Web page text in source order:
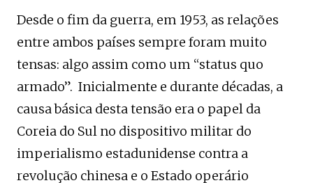
Desde o fim da guerra, em 1953, as relações
entre ambos países sempre foram muito
tensas: algo assim como um “status quo
armado”. Inicialmente e durante décadas, a
causa básica desta tensão era o papel da
Coreia do Sul no dispositivo militar do
imperialismo estadunidense contra a
revolução chinesa e o Estado operário